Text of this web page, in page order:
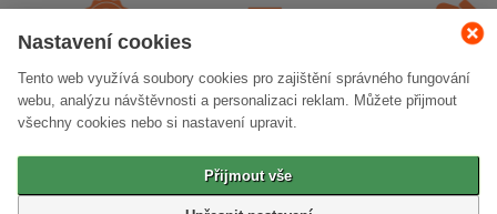
Nastavení cookies
Tento web využívá soubory cookies pro zajištění správného fungování
webu, analýzu návštěvnosti a personalizaci reklam. Můžete přijmout
všechny cookies nebo si nastavení upravit.
Přijmout vše
2 roky záruky na
všetko
Doprava zadarmo
Osobný
odber
Klasická verzia stránok
© 2006 - 2026 GIGACOMPUTER a.s.